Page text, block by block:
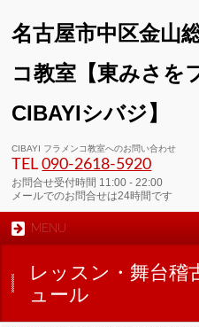
名古屋市中区金山
コ教室【東みさを
CIBAYIシバジ】
CIBAYI フラメンコ教室へのお問い合わせ
TEL090-2618‐5920
お問合せ受付時間 11:00 - 22:00
メールでのお問合せは24時間です
MENU
レッスン・舞台稽
ュール
01:00
02:00
03:00